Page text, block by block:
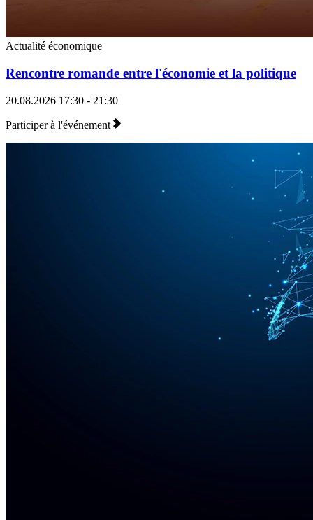
Actualité économique
Rencontre romande entre l'économie et la politique
20.08.2026 17:30 - 21:30
Participer à l'événement